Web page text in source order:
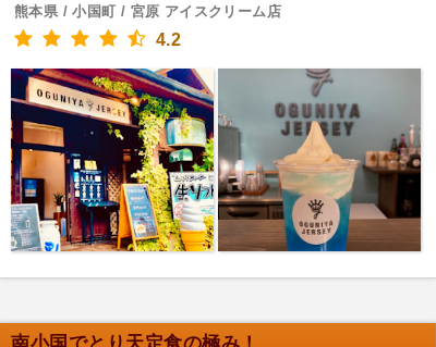
熊本県 / 小国町 / 宮原 アイスクリーム店
4.2